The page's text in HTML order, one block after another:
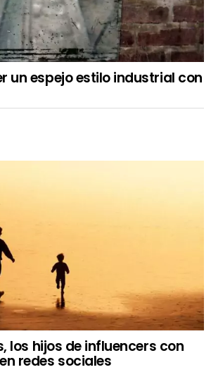
un espejo estilo industrial con
los hijos de influencers con
redes sociales